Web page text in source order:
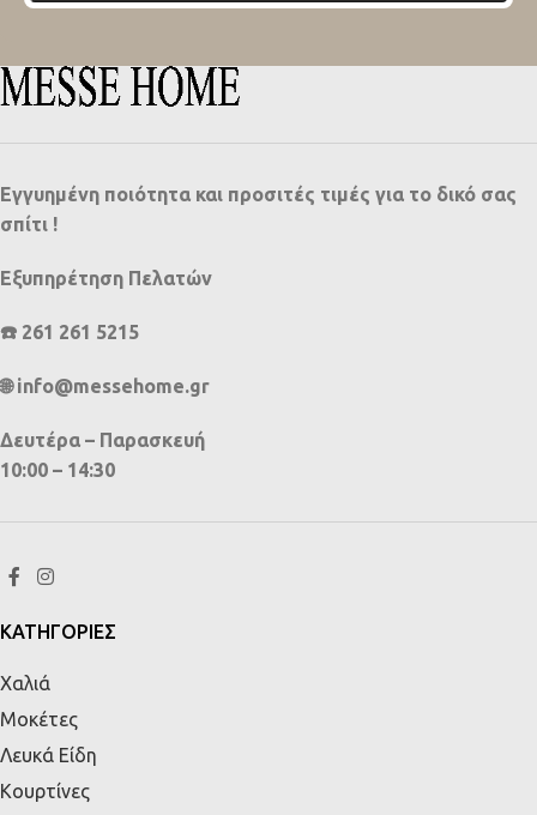
Εγγυημένη ποιότητα και προσιτές τιμές για το δικό σας
σπίτι !
Εξυπηρέτηση Πελατών
☎️ 261 261 5215
🌐 info@messehome.gr
Δευτέρα – Παρασκευή
10:00 – 14:30
ΚΑΤΗΓΟΡΙΕΣ
Χαλιά
Μοκέτες
Λευκά Είδη
Κουρτίνες